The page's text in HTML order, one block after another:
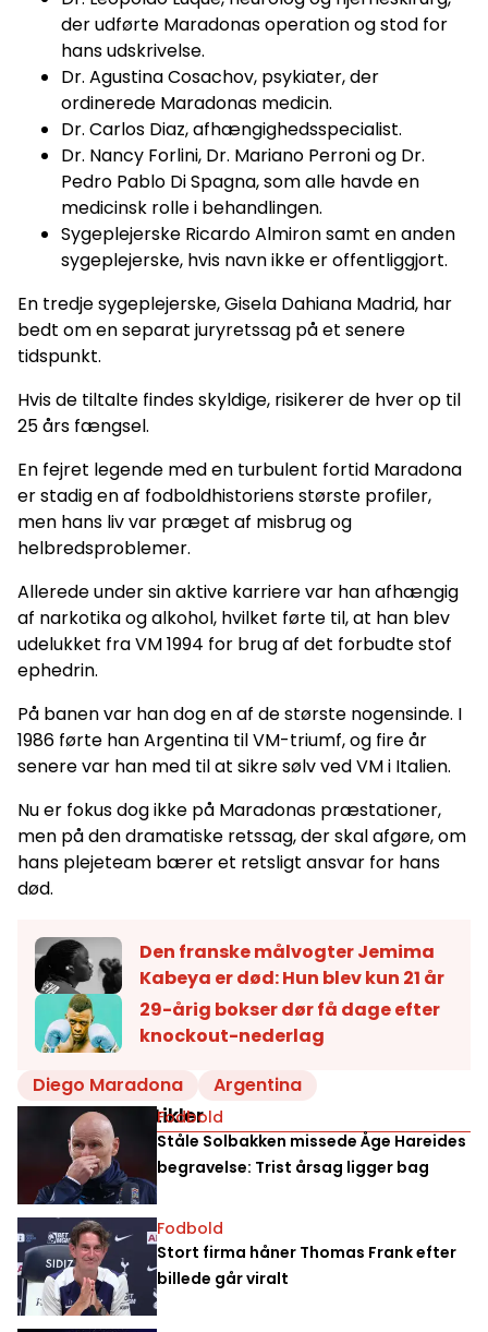
der udførte Maradonas operation og stod for
hans udskrivelse.
Dr. Agustina Cosachov, psykiater, der
ordinerede Maradonas medicin.
Dr. Carlos Diaz, afhængighedsspecialist.
Dr. Nancy Forlini, Dr. Mariano Perroni og Dr.
Pedro Pablo Di Spagna, som alle havde en
medicinsk rolle i behandlingen.
Sygeplejerske Ricardo Almiron samt en anden
sygeplejerske, hvis navn ikke er offentliggjort.
En tredje sygeplejerske, Gisela Dahiana Madrid, har
bedt om en separat juryretssag på et senere
tidspunkt.
Hvis de tiltalte findes skyldige, risikerer de hver op til
25 års fængsel.
En fejret legende med en turbulent fortid Maradona
er stadig en af fodboldhistoriens største profiler,
men hans liv var præget af misbrug og
helbredsproblemer.
Allerede under sin aktive karriere var han afhængig
af narkotika og alkohol, hvilket førte til, at han blev
udelukket fra VM 1994 for brug af det forbudte stof
ephedrin.
På banen var han dog en af de største nogensinde. I
1986 førte han Argentina til VM-triumf, og fire år
senere var han med til at sikre sølv ved VM i Italien.
Nu er fokus dog ikke på Maradonas præstationer,
men på den dramatiske retssag, der skal afgøre, om
hans plejeteam bærer et retsligt ansvar for hans
død.
Den franske målvogter Jemima
Kabeya er død: Hun blev kun 21 år
29-årig bokser dør få dage efter
knockout-nederlag
Diego Maradona
Argentina
Relaterede artikler
Fodbold
Ståle Solbakken missede Åge Hareides
begravelse: Trist årsag ligger bag
Fodbold
Stort firma håner Thomas Frank efter
billede går viralt